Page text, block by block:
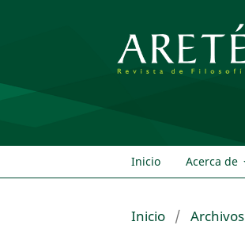
Inicio Acerca de
Inicio / Archivos